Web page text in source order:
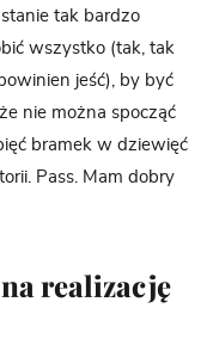
tak bardzo
wszystko (tak, tak
jeść), by być
nie można spocząć
bramek w dziewięć
Pass. Mam dobry
realizację